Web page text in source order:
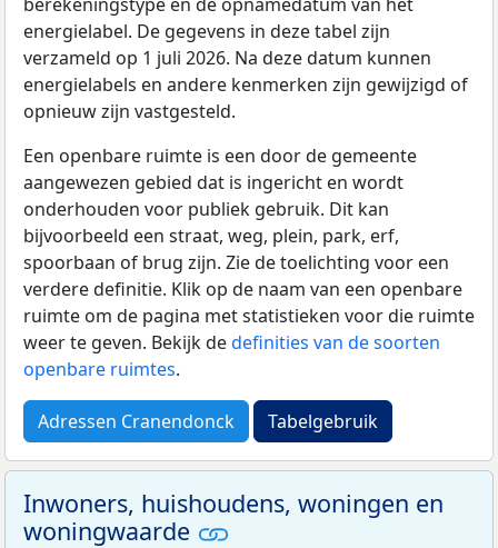
energielabel. De gegevens in deze tabel zijn
verzameld op 1 juli 2026. Na deze datum kunnen
energielabels en andere kenmerken zijn gewijzigd of
opnieuw zijn vastgesteld.
Een openbare ruimte is een door de gemeente
aangewezen gebied dat is ingericht en wordt
onderhouden voor publiek gebruik. Dit kan
bijvoorbeeld een straat, weg, plein, park, erf,
spoorbaan of brug zijn. Zie de toelichting voor een
verdere definitie. Klik op de naam van een openbare
ruimte om de pagina met statistieken voor die ruimte
weer te geven. Bekijk dedefinities van de soorten
openbare ruimtes.
Adressen Cranendonck Tabelgebruik
Inwoners, huishoudens, woningen en
woningwaarde